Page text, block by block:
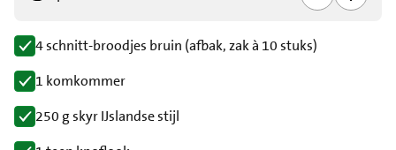
4 schnitt-broodjes bruin (afbak, zak à 10 stuks)
1 komkommer
250 g skyr IJslandse stijl